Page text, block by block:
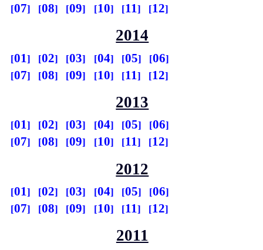
07
08 09 10 11 12
2014
01 02 03 04 05
06
07
08 09 10 11 12
2013
01 02 03 04 05
06
07
08 09 10 11 12
2012
01 02 03 04 05
06
07
08 09 10 11 12
2011